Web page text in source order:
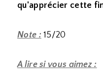
qu'apprécier cette
Note : 15/20
A lire si vous aimez :